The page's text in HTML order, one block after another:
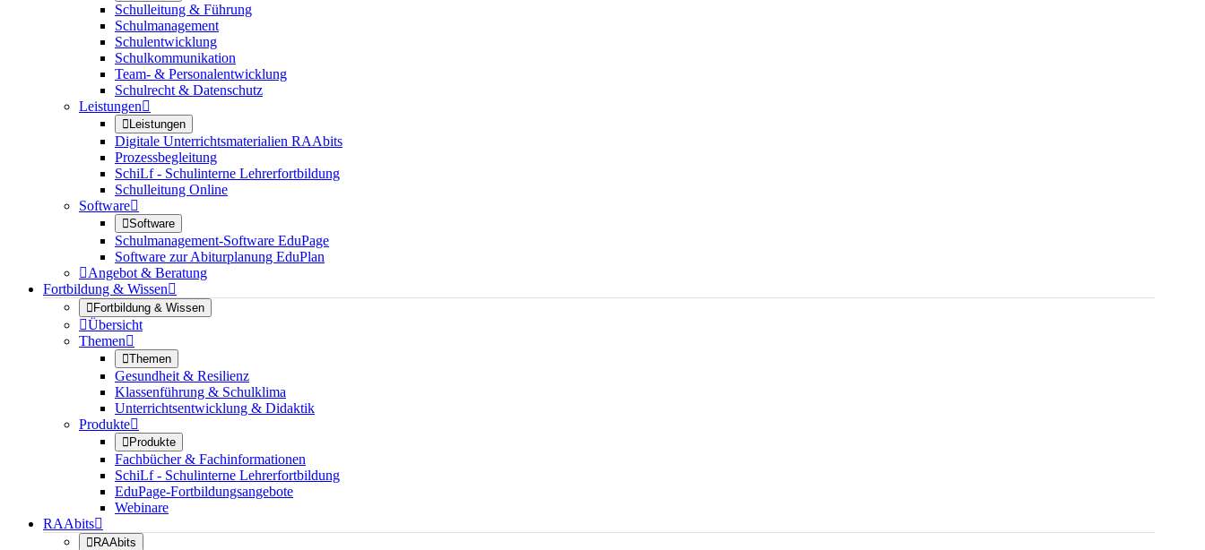
Schulleitung & Führung
Schulmanagement
Schulentwicklung
Schulkommunikation
Team- & Personalentwicklung
Schulrecht & Datenschutz
Leistungen
Leistungen
Digitale Unterrichtsmaterialien RAAbits
Prozessbegleitung
SchiLf - Schulinterne Lehrerfortbildung
Schulleitung Online
Software
Software
Schulmanagement-Software EduPage
Software zur Abiturplanung EduPlan
Angebot & Beratung
Fortbildung & Wissen
Fortbildung & Wissen
Übersicht
Themen
Themen
Gesundheit & Resilienz
Klassenführung & Schulklima
Unterrichtsentwicklung & Didaktik
Produkte
Produkte
Fachbücher & Fachinformationen
SchiLf - Schulinterne Lehrerfortbildung
EduPage-Fortbildungsangebote
Webinare
RAAbits
RAAbits